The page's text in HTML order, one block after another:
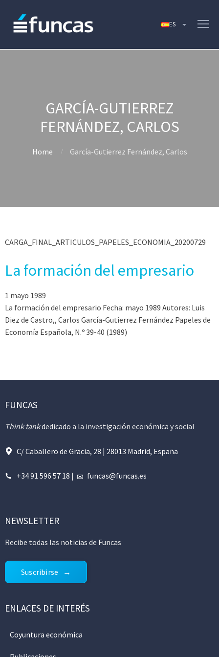
GARCÍA-GUTIERREZ
FERNÁNDEZ, CARLOS
Home García-Gutierrez Fernández, Carlos
CARGA_FINAL_ARTICULOS_PAPELES_ECONOMIA_20200729
La formación del empresario
1 mayo 1989
La formación del empresario Fecha: mayo 1989 Autores: Luis
Diez de Castro,, Carlos García-Gutierrez Fernández Papeles de
Economía Española, N.º 39-40 (1989)
FUNCAS
Think tankdedicado a la investigación económica y social
C/ Caballero de Gracia, 28 | 28013 Madrid, España
+34 91 596 57 18 | funcas@funcas.es
NEWSLETTER
Recibe todas las noticias de Funcas
Suscribirse
ENLACES DE INTERÉS
Coyuntura económica